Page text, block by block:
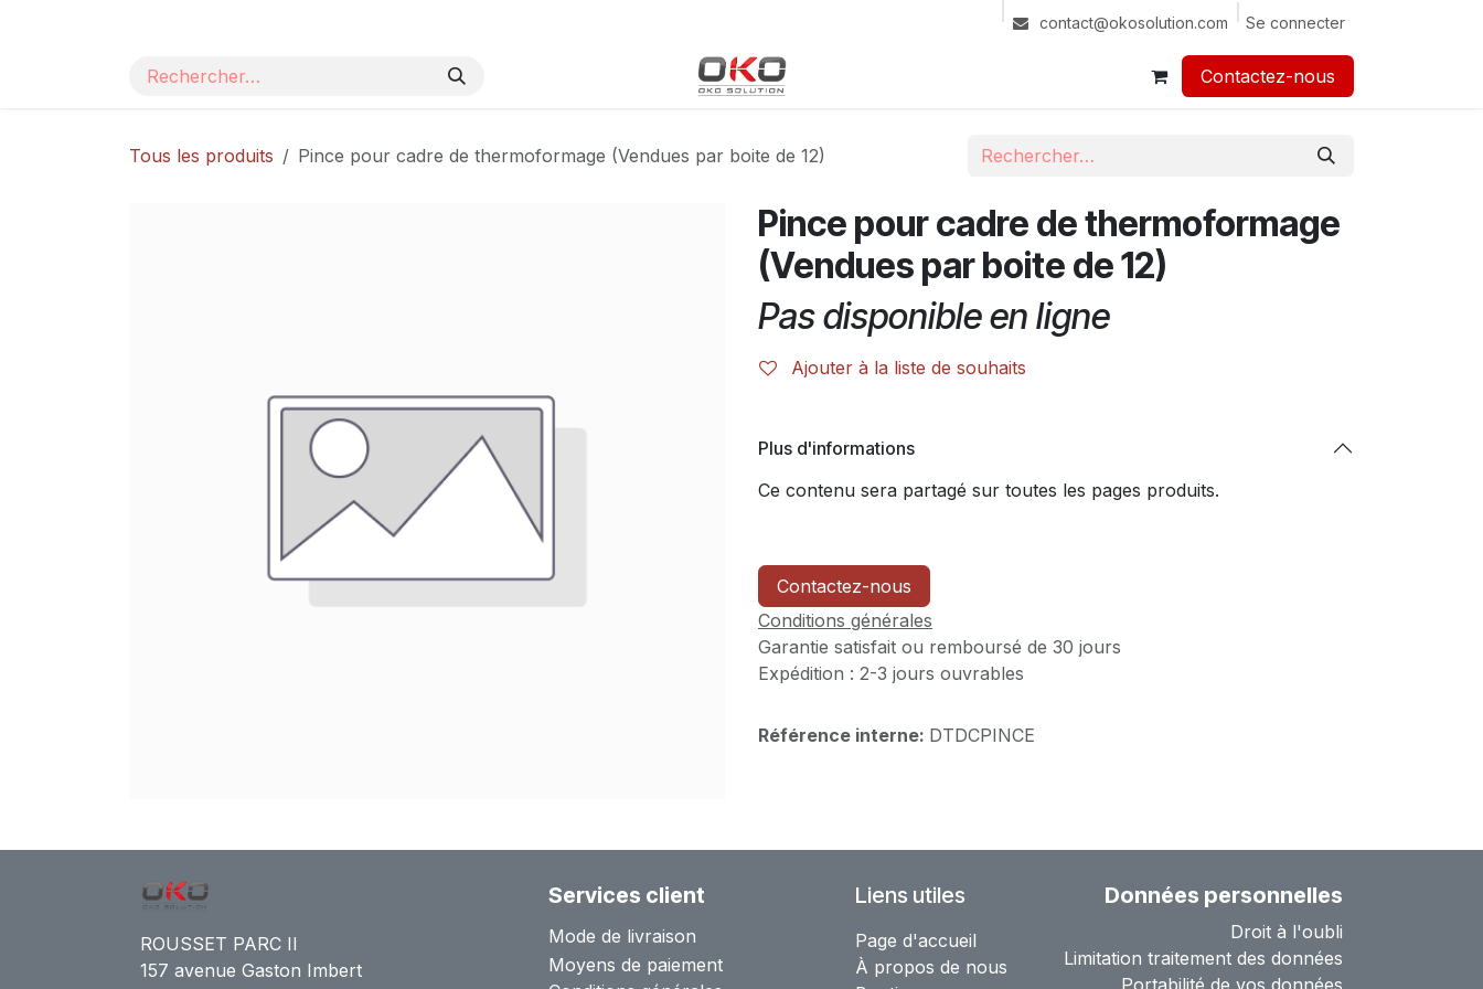
contact@okosolution.com Se connecter
Contactez-nous​​
Tous les produits Pince pour cadre de thermoformage (Vendues par boite de 12)
Pince pour cadre de thermoformage
(Vendues par boite de 12)
Pas disponible en ligne
Ajouter à la liste de souhaits
Plus d'informations
Ce contenu sera partagé sur toutes les pages produits.
Contactez-nous
Conditions générales
Garantie satisfait ou remboursé de 30 jours
Expédition : 2-3 jours ouvrables
Référence interne: DTDCPINCE
ROUSSET PARC II
157 avenue Gaston Imbert
Données personnelles
Droit à l'oubli
Limitation traitement des données
Services client
Mode de livraison
Moyens de paiement
Liens utiles
Page d'accueil
À propos de nous